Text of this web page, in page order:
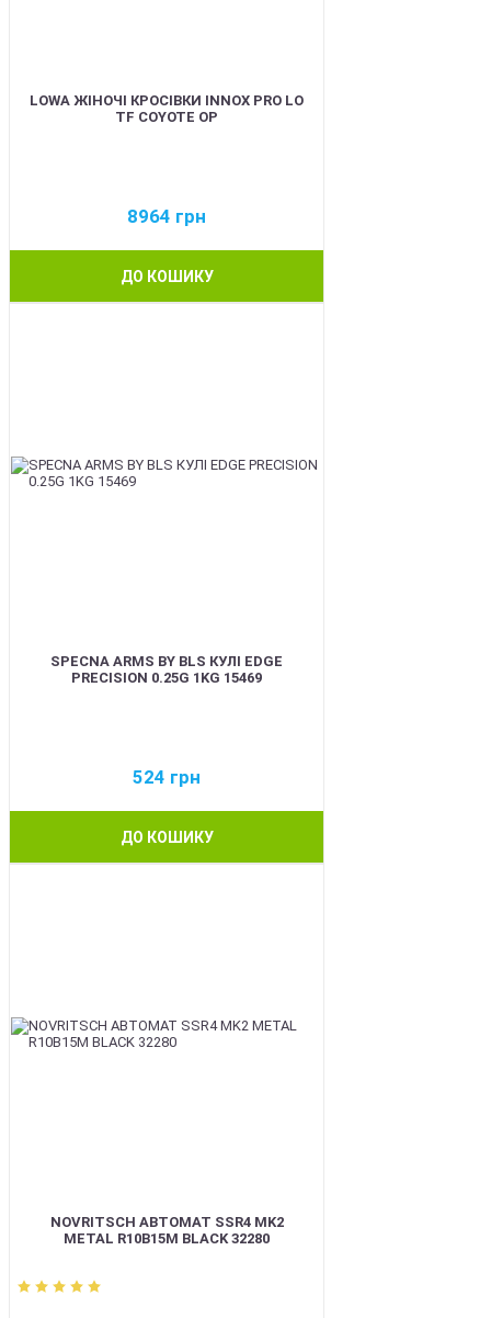
LOWA ЖІНОЧІ КРОСІВКИ INNOX PRO LO
TF COYOTE OP
8964 грн
ДО КОШИКУ
SPECNA ARMS BY BLS КУЛІ EDGE
PRECISION 0.25G 1KG 15469
524 грн
ДО КОШИКУ
NOVRITSCH АВТОМАТ SSR4 MK2
METAL R10B15M BLACK 32280